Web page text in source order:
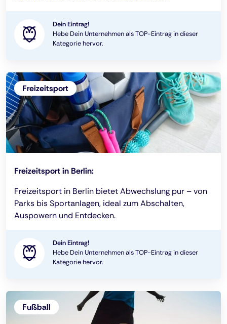
Dein Eintrag!
Hebe Dein Unternehmen als TOP-Eintrag in dieser
Kategorie hervor.
Freizeitsport
Freizeitsport in Berlin:
Freizeitsport in Berlin bietet Abwechslung pur – von
Parks bis Sportanlagen, ideal zum Abschalten,
Auspowern und Entdecken.
Dein Eintrag!
Hebe Dein Unternehmen als TOP-Eintrag in dieser
Kategorie hervor.
Fußball